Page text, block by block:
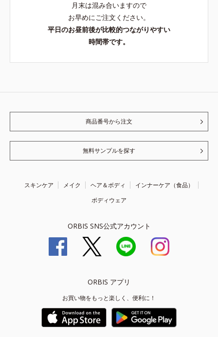
月末は混み合いますので
お早めにご注文ください。
平日のお昼前後が比較的つながりやすい
時間帯です。
商品番号から注文
無料サンプルを探す
スキンケア メイク ヘア＆ボディ
インナーケア（食品）
ボディウェア
ORBIS SNS公式アカウント
ORBIS アプリ
お買い物をもっと楽しく、便利に！